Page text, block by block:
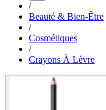
/
Beauté & Bien-Être
/
Cosmétiques
/
Crayons À Lèvre